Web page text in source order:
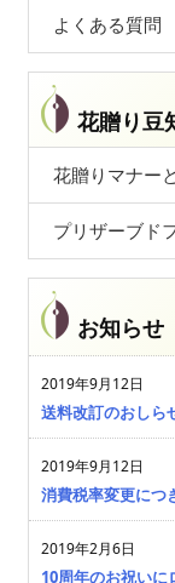
よくある質問
花贈り豆
花贈りマナー
プリザーブド
お知らせ
2019年9月12日
送料改訂のおしら
2019年9月12日
消費税率変更につ
2019年2月6日
10周年のお祝いに